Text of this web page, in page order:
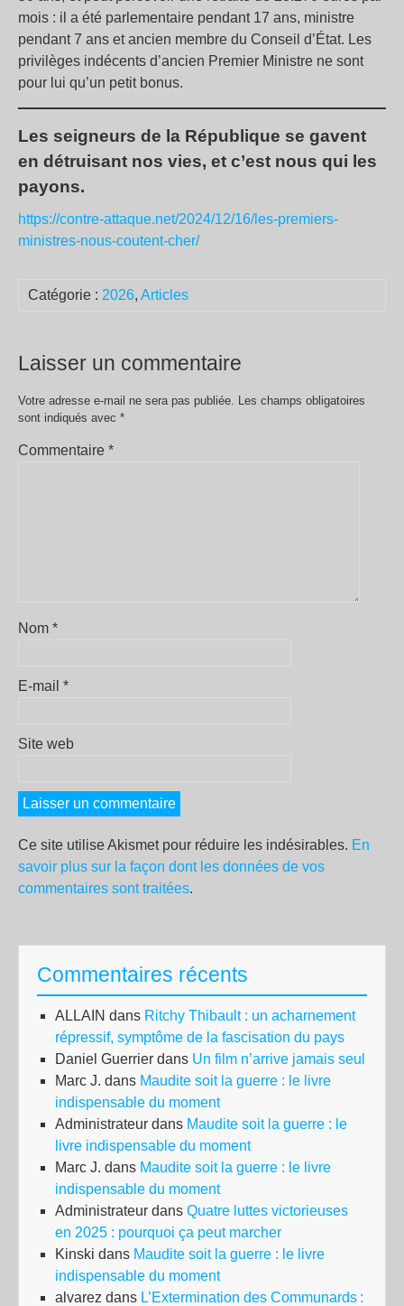
mois : il a été parlementaire pendant 17 ans, ministre
pendant 7 ans et ancien membre du Conseil d’État. Les
privilèges indécents d’ancien Premier Ministre ne sont
pour lui qu’un petit bonus.
Les seigneurs de la République se gavent
en détruisant nos vies, et c’est nous qui les
payons.
https://contre-attaque.net/2024/12/16/les-premiers-
ministres-nous-coutent-cher/
Catégorie : 2026, Articles
Laisser un commentaire
Votre adresse e-mail ne sera pas publiée. Les champs obligatoires
sont indiqués avec *
Commentaire *
Nom *
E-mail *
Site web
Ce site utilise Akismet pour réduire les indésirables. En
savoir plus sur la façon dont les données de vos
commentaires sont traitées.
Commentaires récents
ALLAIN dans Ritchy Thibault : un acharnement
répressif, symptôme de la fascisation du pays
Daniel Guerrier dans Un film n’arrive jamais seul
Marc J. dans Maudite soit la guerre : le livre
indispensable du moment
Administrateur dans Maudite soit la guerre : le
livre indispensable du moment
Marc J. dans Maudite soit la guerre : le livre
indispensable du moment
Administrateur dans Quatre luttes victorieuses
en 2025 : pourquoi ça peut marcher
Kinski dans Maudite soit la guerre : le livre
indispensable du moment
alvarez dans L’Extermination des Communards :